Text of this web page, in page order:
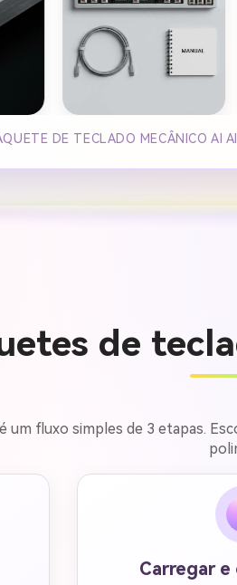
DE TECLADO MECÂNICO AI
de
um fluxo simples de 3 etapas.
Carregar